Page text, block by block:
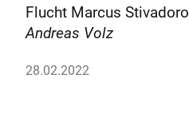
Flucht Marcus
Andreas Volz
28.02.2022